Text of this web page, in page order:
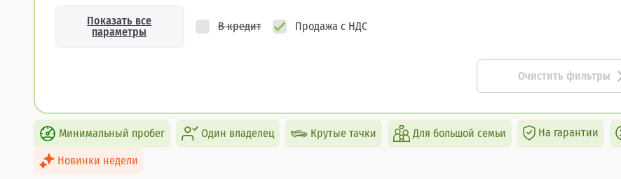
Показать все
параметры
В кредит Продажа с НДС
Очистить фильтры
Минимальный пробег Один владелец Крутые тачки Для большой семьи На гарантии
Новинки недели